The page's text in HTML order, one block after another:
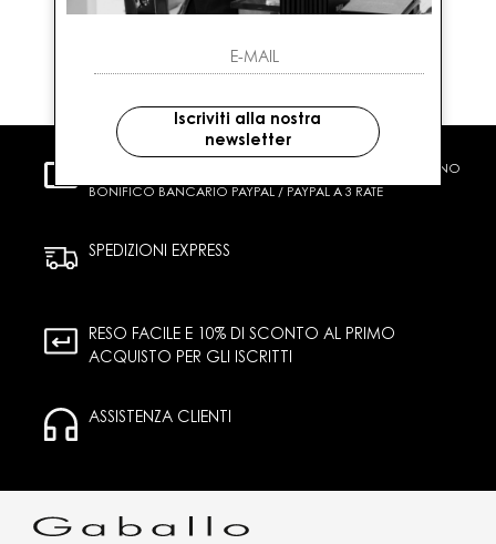
CARTA DI CREDITO CONTRASSEGNO
BONIFICO BANCARIO PAYPAL / PAYPAL A 3 RATE
SPEDIZIONI EXPRESS
RESO FACILE E 10% DI SCONTO AL PRIMO
ACQUISTO PER GLI ISCRITTI
ASSISTENZA CLIENTI
Iscriviti alla nostra
newsletter